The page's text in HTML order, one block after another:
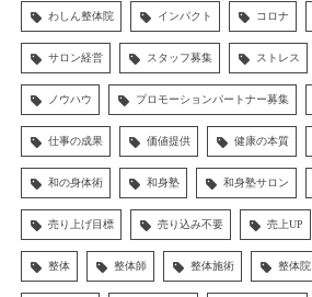
わしん整体院 インパクト コロナ
サロン経営 スタッフ募集 ストレス
ノウハウ プロモーションパートナー募集
仕事の成果 価値提供 健康の本質
和の身体術 和身塾 和身塾サロン
売り上げ目標 売り込み不要 売上UP
整体 整体師 整体施術 整体院